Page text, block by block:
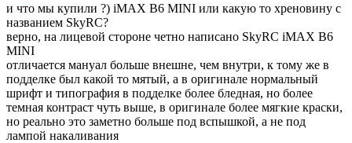
и что мы купили ?) iMAX B6 MINI или какую то хреновину с
названием SkyRC?
верно, на лицевой стороне четно написано SkyRC iMAX B6
MINI
отличается мануал больше внешне, чем внутри, к тому же в
подделке был какой то мятый, а в оригинале нормальный
шрифт и типография в подделке более бледная, но более
темная контраст чуть выше, в оригинале более мягкие краски,
но реально это заметно больше под вспышкой, а не под
лампой накаливания